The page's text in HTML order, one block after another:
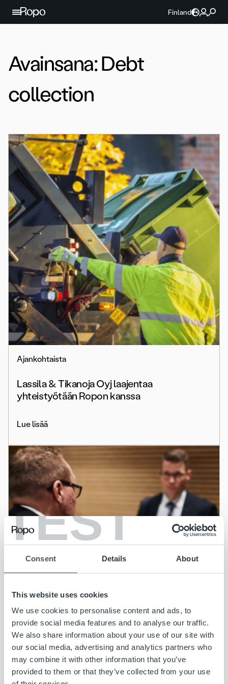
TEST
Consent Details About
This website uses cookies
We use cookies to personalise content and ads, to
provide social media features and to analyse our traffic.
We also share information about your use of our site with
our social media, advertising and analytics partners who
may combine it with other information that you’ve
provided to them or that they’ve collected from your use
Jatka sisältöön
Finland
Avainsana:Debt
collection
Ajankohtaista
Lassila & Tikanoja Oyj laajentaa
yhteistyötään Ropon kanssa
Lue lisää
Ajankohtaista